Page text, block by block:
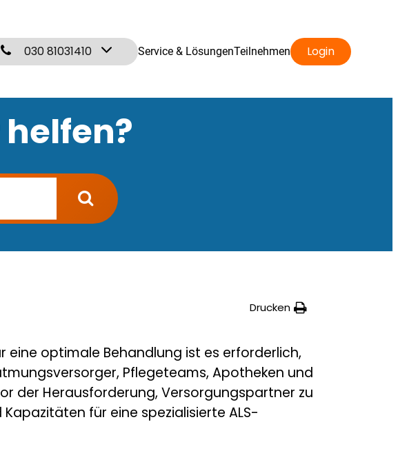
030 81031410 Service & LösungenTeilnehmen Login
Drucken
eine optimale Behandlung ist es erforderlich,
Pflegeteams, Apotheken und
der Herausforderung, Versorgungspartner zu
für eine spezialisierte ALS-